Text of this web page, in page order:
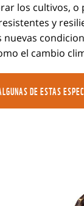
los cultivos, o
y
nuevas
el cambio
DE ESTAS